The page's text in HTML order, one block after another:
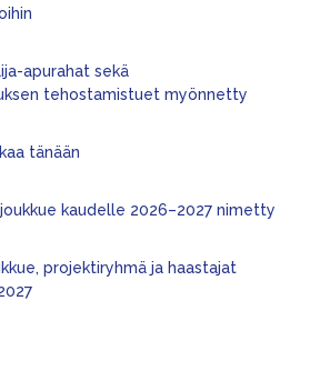
apurahat sekä
tehostamistuet myönnetty
tänään
kaudelle 2026–2027 nimetty
projektiryhmä ja haastajat